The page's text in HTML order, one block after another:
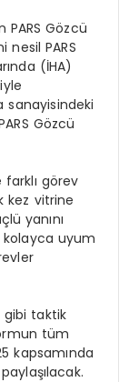
Gözcü
nesil PARS
(İHA)
sanayisindeki
Gözcü
farklı görev
kez vitrine
yanını
kolayca uyum
gibi taktik
tüm
kapsamında